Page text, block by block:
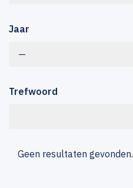
Jaar
—
Trefwoord
Geen resultaten gevonden.